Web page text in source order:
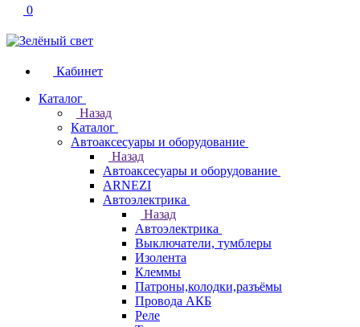
0
Кабинет
Каталог
Назад
Каталог
Автоаксесуары и оборудование
Назад
Автоаксесуары и оборудование
ARNEZI
Автоэлектрика
Назад
Автоэлектрика
Выключатели, тумблеры
Изолента
Клеммы
Патроны,колодки,разъёмы
Провода АКБ
Реле